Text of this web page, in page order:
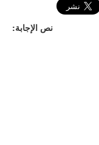
نص الإجابة: